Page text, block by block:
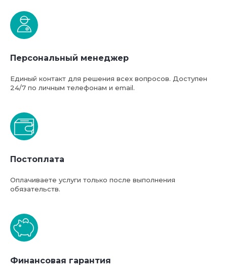
Персональный менеджер
Единый контакт для решения всех вопросов. Доступен
24/7 по личным телефонам и email.
Постоплата
Оплачиваете услуги только после выполнения
обязательств.
Финансовая гарантия
Базовая стоимость услуг